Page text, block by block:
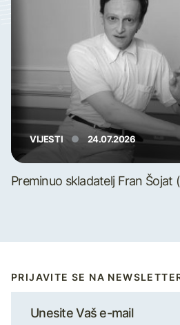
VIJESTI 24.07.2026
Preminuo skladatelj Fran Šojat
PRIJAVITE SE NA